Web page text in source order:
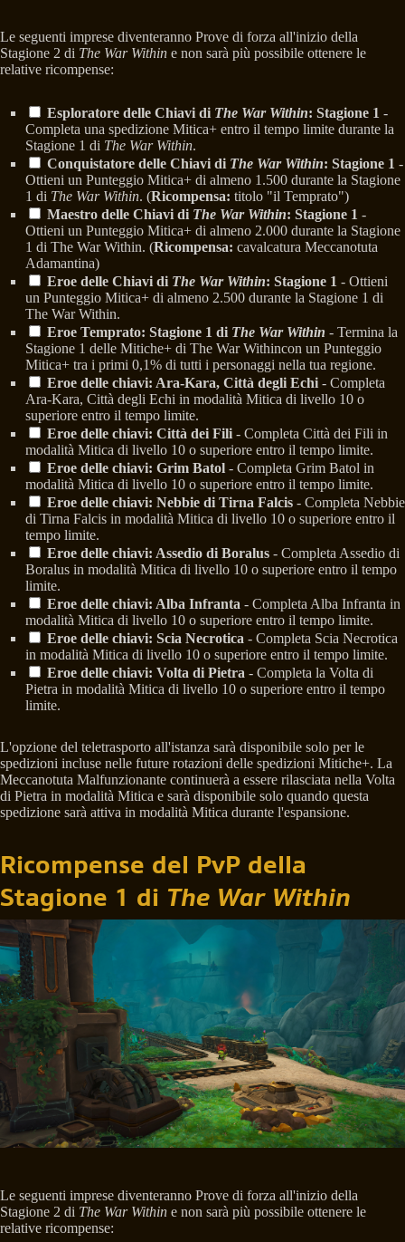
Le seguenti imprese diventeranno Prove di forza all'inizio della
Stagione 2 di The War Within e non sarà più possibile ottenere le
relative ricompense:
Esploratore delle Chiavi di The War Within: Stagione 1 -
Completa una spedizione Mitica+ entro il tempo limite durante la
Stagione 1 di The War Within.
Conquistatore delle Chiavi di The War Within: Stagione 1 -
Ottieni un Punteggio Mitica+ di almeno 1.500 durante la Stagione
1 di The War Within. (Ricompensa: titolo "il Temprato")
Maestro delle Chiavi di The War Within: Stagione 1 -
Ottieni un Punteggio Mitica+ di almeno 2.000 durante la Stagione
1 di The War Within. (Ricompensa: cavalcatura Meccanotuta
Adamantina)
Eroe delle Chiavi di The War Within: Stagione 1 - Ottieni
un Punteggio Mitica+ di almeno 2.500 durante la Stagione 1 di
The War Within.
Eroe Temprato: Stagione 1 di The War Within - Termina la
Stagione 1 delle Mitiche+ di The War Withincon un Punteggio
Mitica+ tra i primi 0,1% di tutti i personaggi nella tua regione.
Eroe delle chiavi: Ara-Kara, Città degli Echi - Completa
Ara-Kara, Città degli Echi in modalità Mitica di livello 10 o
superiore entro il tempo limite.
Eroe delle chiavi: Città dei Fili - Completa Città dei Fili in
modalità Mitica di livello 10 o superiore entro il tempo limite.
Eroe delle chiavi: Grim Batol - Completa Grim Batol in
modalità Mitica di livello 10 o superiore entro il tempo limite.
Eroe delle chiavi: Nebbie di Tirna Falcis - Completa Nebbie
di Tirna Falcis in modalità Mitica di livello 10 o superiore entro il
tempo limite.
Eroe delle chiavi: Assedio di Boralus - Completa Assedio di
Boralus in modalità Mitica di livello 10 o superiore entro il tempo
limite.
Eroe delle chiavi: Alba Infranta - Completa Alba Infranta in
modalità Mitica di livello 10 o superiore entro il tempo limite.
Eroe delle chiavi: Scia Necrotica - Completa Scia Necrotica
in modalità Mitica di livello 10 o superiore entro il tempo limite.
Eroe delle chiavi: Volta di Pietra - Completa la Volta di
Pietra in modalità Mitica di livello 10 o superiore entro il tempo
limite.
L'opzione del teletrasporto all'istanza sarà disponibile solo per le
spedizioni incluse nelle future rotazioni delle spedizioni Mitiche+. La
Meccanotuta Malfunzionante continuerà a essere rilasciata nella Volta
di Pietra in modalità Mitica e sarà disponibile solo quando questa
spedizione sarà attiva in modalità Mitica durante l'espansione.
Ricompense del PvP della
Stagione 1 di The War Within
Le seguenti imprese diventeranno Prove di forza all'inizio della
Stagione 2 di The War Within e non sarà più possibile ottenere le
relative ricompense: